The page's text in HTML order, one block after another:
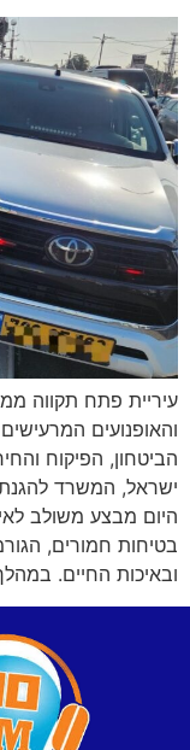
עיריית פתח תקווה
והאופנועים
הביטחון, הפיקוח
ישראל, המשרד
היום מבצע משולב
בטיחות חמורים,
ובאיכות החיים. במהלך המבצע